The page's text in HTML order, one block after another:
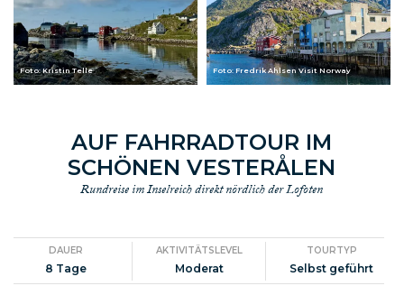
Foto: Kristin Telle Foto: Fredrik Ahlsen Visit Norway
AUF FAHRRADTOUR IM
SCHÖNEN VESTERÅLEN
Rundreise im Inselreich direkt nördlich der Lofoten
DAUER
8 Tage
AKTIVITÄTSLEVEL
Moderat
TOURTYP
Selbst geführt